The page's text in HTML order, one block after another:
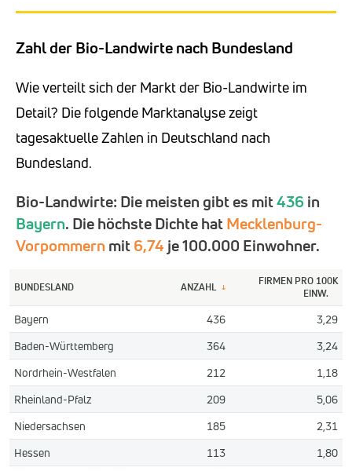
Zahl der Bio-Landwirte nach Bundesland
Wie verteilt sich der Markt der Bio-Landwirte im
Detail? Die folgende Marktanalyse zeigt
tagesaktuelle Zahlen in Deutschland nach
Bundesland.
Bio-Landwirte: Die meisten gibt es mit436in
Bayern. Die höchste Dichte hatMecklenburg-
Vorpommern mit6,74 je 100.000 Einwohner.
BUNDESLAND ANZAHL ↓
FIRMEN PRO 100K
EINW.
Bayern 436
3,29
Baden-Württemberg
364
3,24
Nordrhein-Westfalen
212
1,18
Rheinland-Pfalz
209
5,06
Niedersachsen
185
2,31
Hessen
113
1,80